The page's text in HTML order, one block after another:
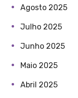
Agosto 2025
Julho 2025
Junho 2025
Maio 2025
Abril 2025